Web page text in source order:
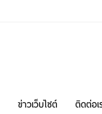
ข่าวเว็บไซต์ ติดต่อเ